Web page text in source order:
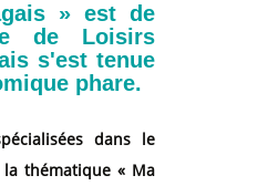
» est de
de Loisirs
s'est tenue
phare.
dans le
thématique « Ma